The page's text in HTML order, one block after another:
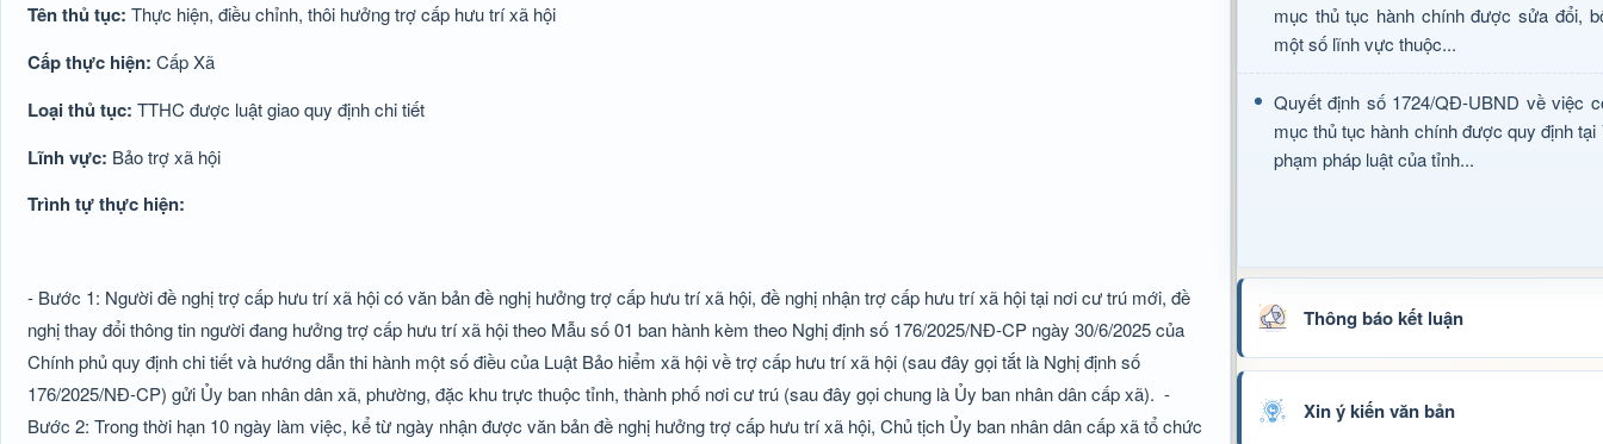
Tên thủ tục: Thực hiện, điều chỉnh, thôi hưởng trợ cấp hưu trí xã hội
Cấp thực hiện: Cấp Xã
Loại thủ tục: TTHC được luật giao quy định chi tiết
Lĩnh vực: Bảo trợ xã hội
Trình tự thực hiện:
- Bước 1: Người đề nghị trợ cấp hưu trí xã hội có văn bản đề nghị hưởng trợ cấp hưu trí xã hội, đề nghị nhận trợ cấp hưu trí xã hội tại nơi cư trú mới, đề
nghị thay đổi thông tin người đang hưởng trợ cấp hưu trí xã hội theo Mẫu số 01 ban hành kèm theo Nghị định số 176/2025/NĐ-CP ngày 30/6/2025 của
Chính phủ quy định chi tiết và hướng dẫn thi hành một số điều của Luật Bảo hiểm xã hội về trợ cấp hưu trí xã hội (sau đây gọi tắt là Nghị định số
176/2025/NĐ-CP) gửi Ủy ban nhân dân xã, phường, đặc khu trực thuộc tỉnh, thành phố nơi cư trú (sau đây gọi chung là Ủy ban nhân dân cấp xã). -
Bước 2: Trong thời hạn 10 ngày làm việc, kể từ ngày nhận được văn bản đề nghị hưởng trợ cấp hưu trí xã hội, Chủ tịch Ủy ban nhân dân cấp xã tổ chức
mục thủ tục hành chính được sửa đổi,
một số lĩnh vực thuộc...
Quyết định số 1724/QĐ-UBND về việc
mục thủ tục hành chính được quy định tại
phạm pháp luật của tỉnh...
Thông báo kết luận
Xin ý kiến văn bản